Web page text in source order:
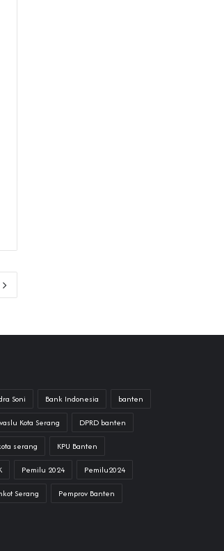
Soni Bank Indonesia banten
Kota Serang DPRD banten
serang KPU Banten
Pemilu 2024 Pemilu2024
Serang Pemprov Banten